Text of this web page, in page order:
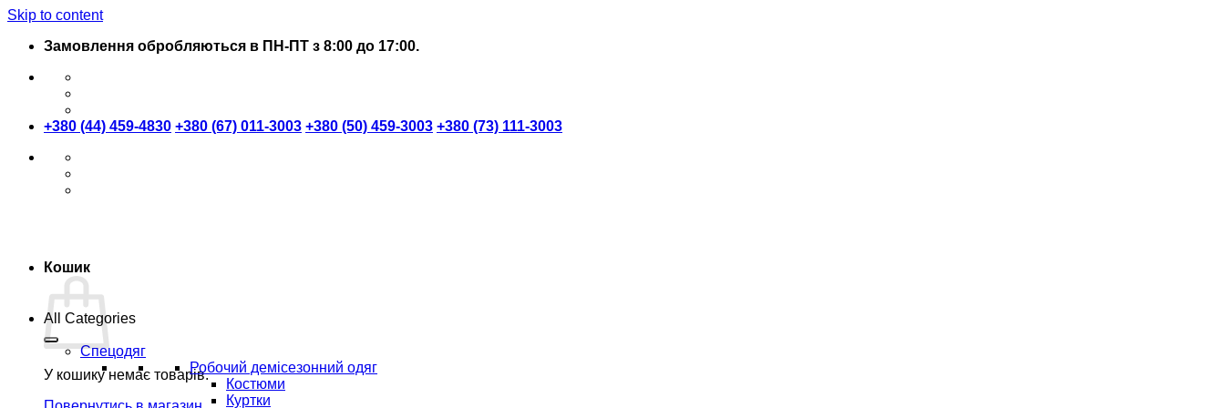
Skip to content
Замовлення обробляються в ПН-ПТ з 8:00 до 17:00.
+380 (44) 459-4830 +380 (67) 011-3003 +380 (50) 459-3003 +380 (73) 111-3003
Кошик
У кошику немає товарів.
All Categories
Спецодяг
Робочий демісезонний одяг
Костюми
Куртки